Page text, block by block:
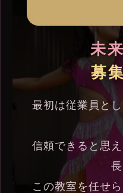
未
募
最初は従業員と
信頼できると思
この教室を任せ